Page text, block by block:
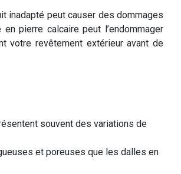
inadapté peut causer des dommages
pierre calcaire peut l’endommager
votre revêtement extérieur avant de
souvent des variations de
et poreuses que les dalles en